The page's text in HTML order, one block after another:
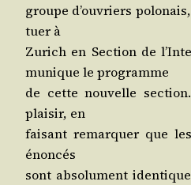
groupe d’ou­vriers
tuer à
Zurich en Sec­tion de
mu­nique le programme
de cette nou­velle
plai­sir, en
fai­sant remar­quer que
énoncés
sont abso­lu­ment